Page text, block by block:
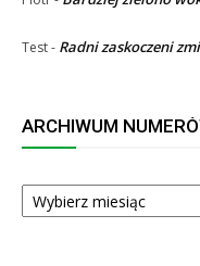
Test- Radni zaskoczeni
ARCHIWUM
ARCHIWUM
NUMERÓW